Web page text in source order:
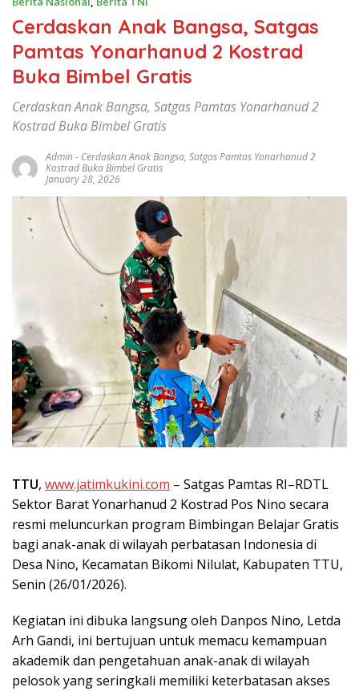
Cerdaskan Anak Bangsa, Satgas
Pamtas Yonarhanud 2 Kostrad
Buka Bimbel Gratis ‎
Cerdaskan Anak Bangsa, Satgas Pamtas Yonarhanud 2
Kostrad Buka Bimbel Gratis ‎
Admin- Cerdaskan Anak Bangsa, Satgas Pamtas Yonarhanud 2
Kostrad Buka Bimbel Gratis ‎
January 28, 2026
TTU, www.jatimkukini.com – Satgas Pamtas RI–RDTL
Sektor Barat Yonarhanud 2 Kostrad Pos Nino secara
resmi meluncurkan program Bimbingan Belajar Gratis
bagi anak-anak di wilayah perbatasan Indonesia di
Desa Nino, Kecamatan Bikomi Nilulat, Kabupaten TTU,
Senin (26/01/2026).
‎Kegiatan ini dibuka langsung oleh Danpos Nino, Letda
Arh Gandi, ini bertujuan untuk memacu kemampuan
akademik dan pengetahuan anak-anak di wilayah
pelosok yang seringkali memiliki keterbatasan akses